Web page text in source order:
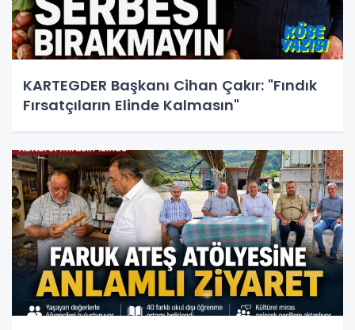
KARTEGDER Başkanı Cihan Çakır: "Fındık
Fırsatçıların Elinde Kalmasın"